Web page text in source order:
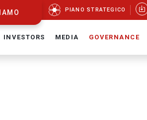
PIANO STRATEGICO
INVESTORS MEDIA GOVERNANCE